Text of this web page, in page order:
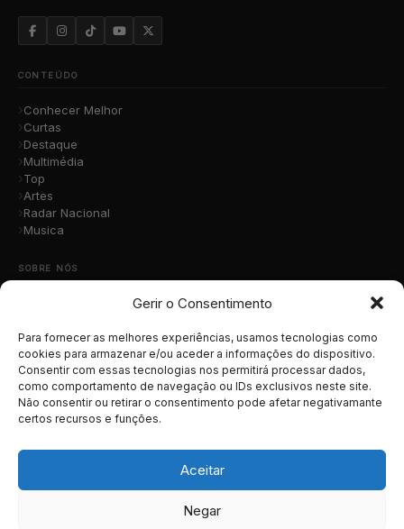
Gerir o Consentimento
Para fornecer as melhores experiências, usamos tecnologias como
cookies para armazenar e/ou aceder a informações do dispositivo.
Consentir com essas tecnologias nos permitirá processar dados,
como comportamento de navegação ou IDs exclusivos neste site.
Não consentir ou retirar o consentimento pode afetar negativamante
certos recursos e funções.
Aceitar
Negar
CONTEÚDO
Conhecer Melhor
Curtas
Destaque
Multimédia
Top
Artes
Radar Nacional
Musica
SOBRE NÓS
Contacto
Submete a Tua Música
Publicidade
Apoiar o Projeto
Política de Privacidade